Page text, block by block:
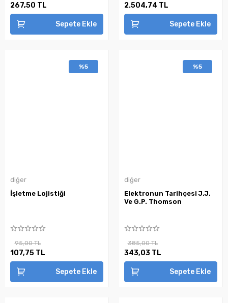
267,50 TL
Sepete Ekle
2.504,74 TL
Sepete Ekle
%5
diğer
İşletme Lojistiği
95,00 TL
107,75 TL
Sepete Ekle
%5
diğer
Elektronun Tarihçesi J.J.
Ve G.P. Thomson
385,00 TL
343,03 TL
Sepete Ekle